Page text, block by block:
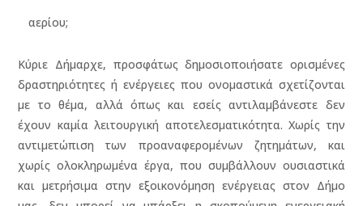
αερίου;
Κύριε Δήμαρχε, προσφάτως δημοσιοποιήσατε ορισμένες
δραστηριότητες ή ενέργειες που ονομαστικά σχετίζονται
με το θέμα, αλλά όπως και εσείς αντιλαμβάνεστε δεν
έχουν καμία λειτουργική αποτελεσματικότητα. Χωρίς την
αντιμετώπιση των προαναφερομένων ζητημάτων, και
χωρίς ολοκληρωμένα έργα, που συμβάλλουν ουσιαστικά
και μετρήσιμα στην εξοικονόμηση ενέργειας στον Δήμο